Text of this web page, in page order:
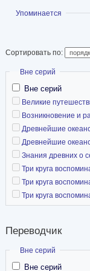
Показать
Упоминается
Сортировать по:
Скрыть
Вне серий
Вне серий
Великие
Возникновение и
Древнейшие
Древнейшие
Знания древних о
Три круга
Три круга
Три круга
Переводчик
Скрыть
Вне серий
Вне серий